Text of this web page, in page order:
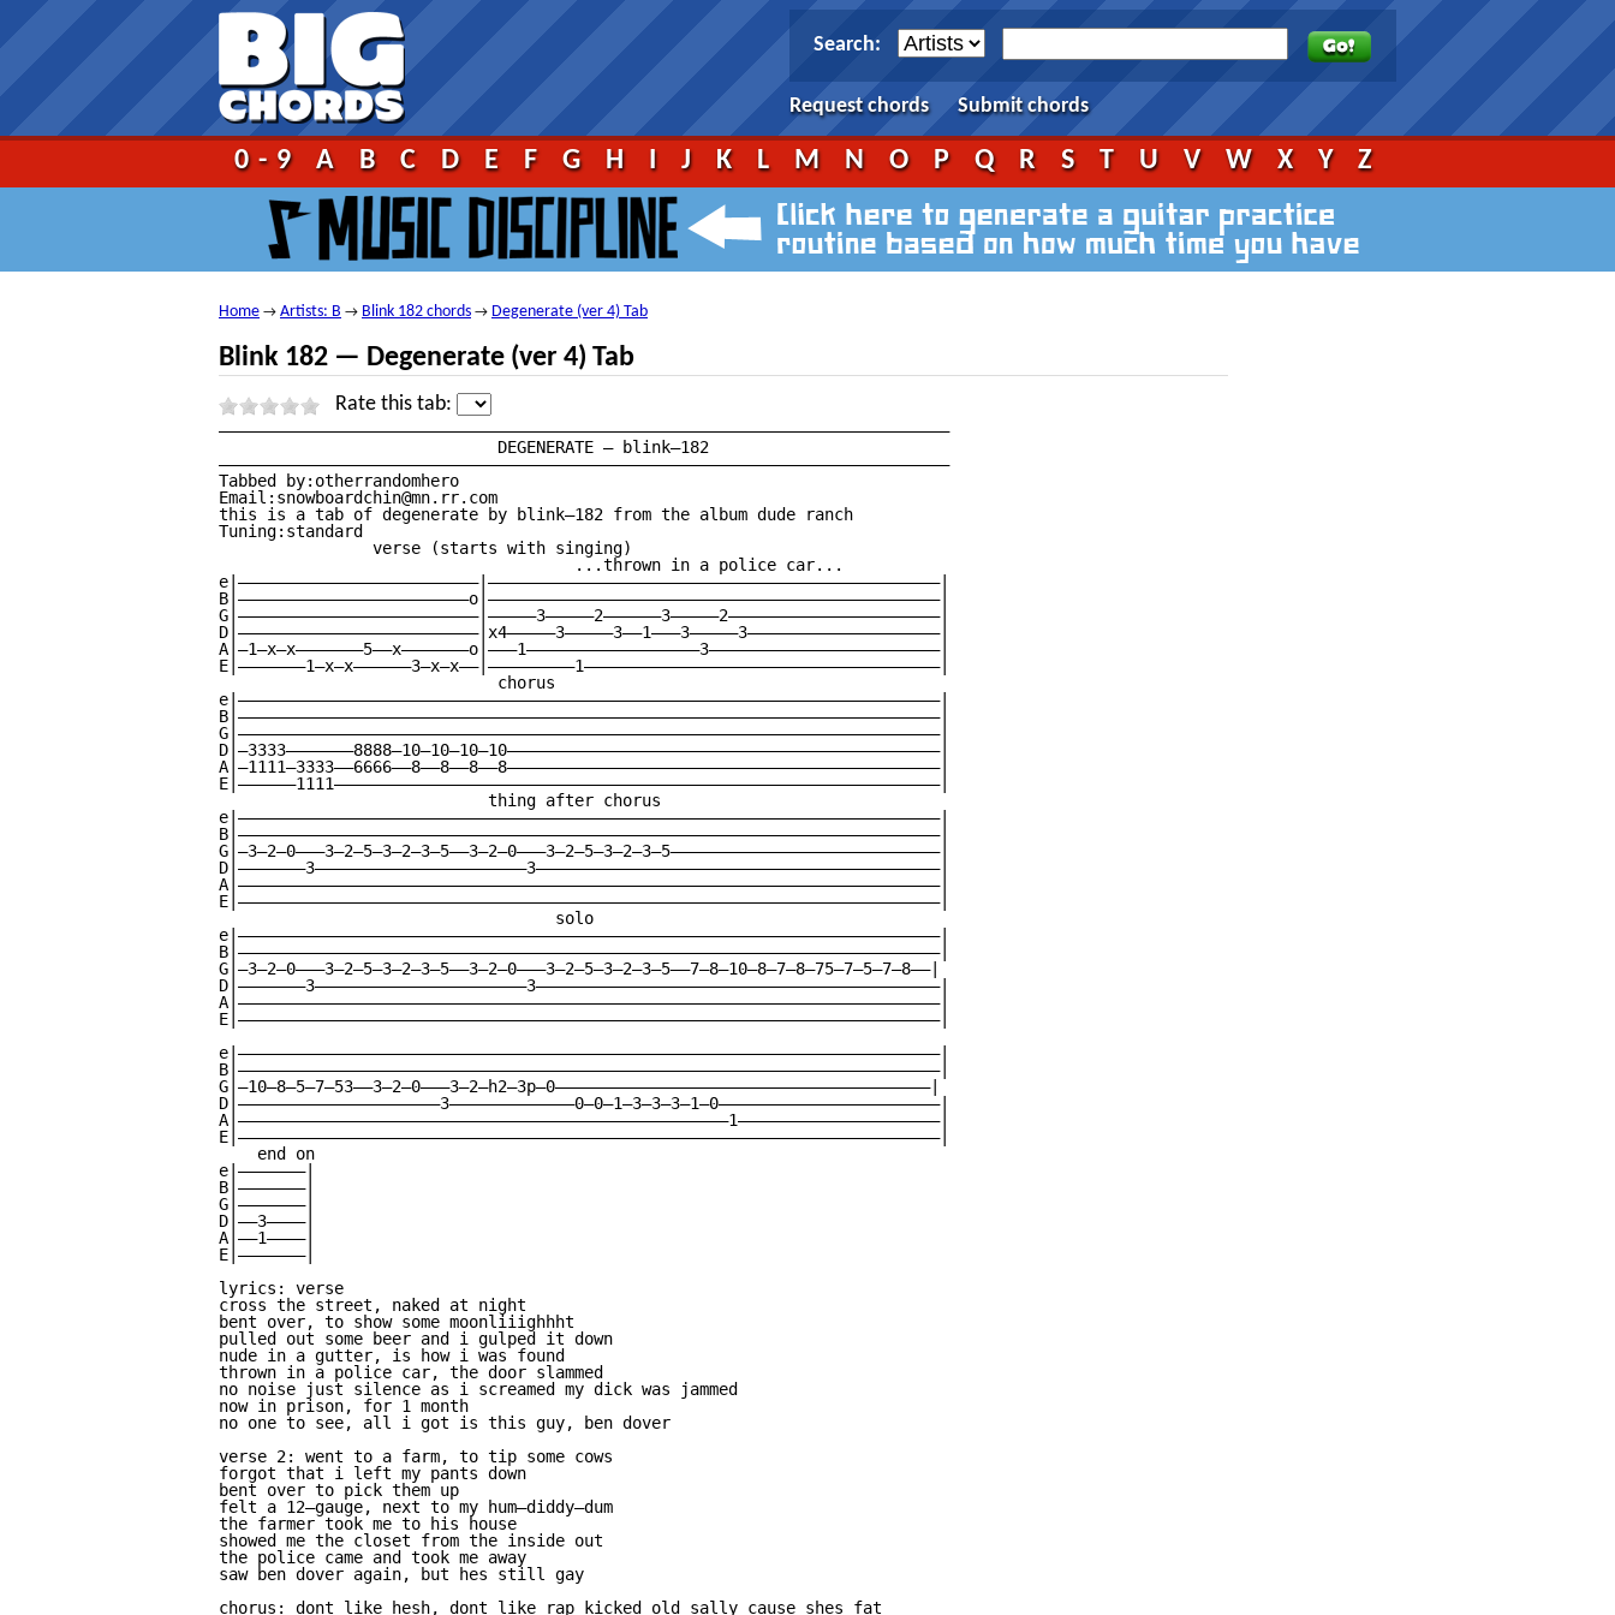
Search:
Request chords Submit chords
0-9 A B C D E F G H I J K L M N O P Q R S T U V W X Y Z
Home → Artists: B → Blink 182 chords → Degenerate (ver 4) Tab
Blink 182 — Degenerate (ver 4) Tab
Rate this tab:
————————————————————————————————————————————————————————————————————————————
————————————————————————————————————————————————————————————————————————————
Tabbed by:otherrandomhero
Email:snowboardchin@mn.rr.com
this is a tab of degenerate by blink—182 from the album dude ranch
Tuning:standard
                verse (starts with singing)
                                     ...thrown in a police car...
e|—————————————————————————|———————————————————————————————————————————————|
B|————————————————————————o|———————————————————————————————————————————————|
G|—————————————————————————|—————3—————2——————3—————2——————————————————————|
D|—————————————————————————|x4—————3—————3——1———3—————3————————————————————|
A|—1—x—x———————5——x———————o|———1——————————————————3————————————————————————|
E|———————1—x—x——————3—x—x——|—————————1—————————————————————————————————————|
                             chorus
e|—————————————————————————————————————————————————————————————————————————|
B|—————————————————————————————————————————————————————————————————————————|
G|—————————————————————————————————————————————————————————————————————————|
D|—3333———————8888—10—10—10—10—————————————————————————————————————————————|
A|—1111—3333——6666——8——8——8——8—————————————————————————————————————————————|
E|——————1111———————————————————————————————————————————————————————————————|
                            thing after chorus
e|—————————————————————————————————————————————————————————————————————————|
B|—————————————————————————————————————————————————————————————————————————|
G|—3—2—0———3—2—5—3—2—3—5——3—2—0———3—2—5—3—2—3—5————————————————————————————|
D|———————3——————————————————————3——————————————————————————————————————————|
A|—————————————————————————————————————————————————————————————————————————|
E|—————————————————————————————————————————————————————————————————————————|
                                   solo
e|—————————————————————————————————————————————————————————————————————————|
B|—————————————————————————————————————————————————————————————————————————|
G|—3—2—0———3—2—5—3—2—3—5——3—2—0———3—2—5—3—2—3—5——7—8—10—8—7—8—75—7—5—7—8——|
D|———————3——————————————————————3——————————————————————————————————————————|
A|—————————————————————————————————————————————————————————————————————————|
E|—————————————————————————————————————————————————————————————————————————|
e|—————————————————————————————————————————————————————————————————————————|
B|—————————————————————————————————————————————————————————————————————————|
G|—10—8—5—7—53——3—2—0———3—2—h2—3p—0———————————————————————————————————————|
D|—————————————————————3—————————————0—0—1—3—3—3—1—0———————————————————————|
A|———————————————————————————————————————————————————1—————————————————————|
E|—————————————————————————————————————————————————————————————————————————|
    end on
e|———————|
B|———————|
G|———————|
D|——3————|
A|——1————|
E|———————|
lyrics: verse
cross the street, naked at night
bent over, to show some moonliiighhht
pulled out some beer and i gulped it down
nude in a gutter, is how i was found
thrown in a police car, the door slammed
no noise just silence as i screamed my dick was jammed
now in prison, for 1 month
no one to see, all i got is this guy, ben dover
verse 2: went to a farm, to tip some cows
forgot that i left my pants down
bent over to pick them up
felt a 12—gauge, next to my hum—diddy—dum
the farmer took me to his house
showed me the closet from the inside out
the police came and took me away
saw ben dover again, but hes still gay
chorus: dont like hesh, dont like rap kicked old sally cause shes fat